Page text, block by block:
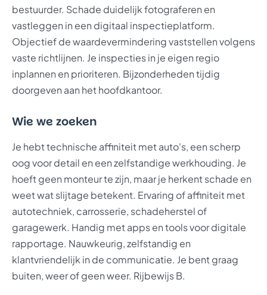
bestuurder. Schade duidelijk fotograferen en
vastleggen in een digitaal inspectieplatform.
Objectief de waardevermindering vaststellen volgens
vaste richtlijnen. Je inspecties in je eigen regio
inplannen en prioriteren. Bijzonderheden tijdig
doorgeven aan het hoofdkantoor.
Wie we zoeken
Je hebt technische affiniteit met auto's, een scherp
oog voor detail en een zelfstandige werkhouding. Je
hoeft geen monteur te zijn, maar je herkent schade en
weet wat slijtage betekent. Ervaring of affiniteit met
autotechniek, carrosserie, schadeherstel of
garagewerk. Handig met apps en tools voor digitale
rapportage. Nauwkeurig, zelfstandig en
klantvriendelijk in de communicatie. Je bent graag
buiten, weer of geen weer. Rijbewijs B.